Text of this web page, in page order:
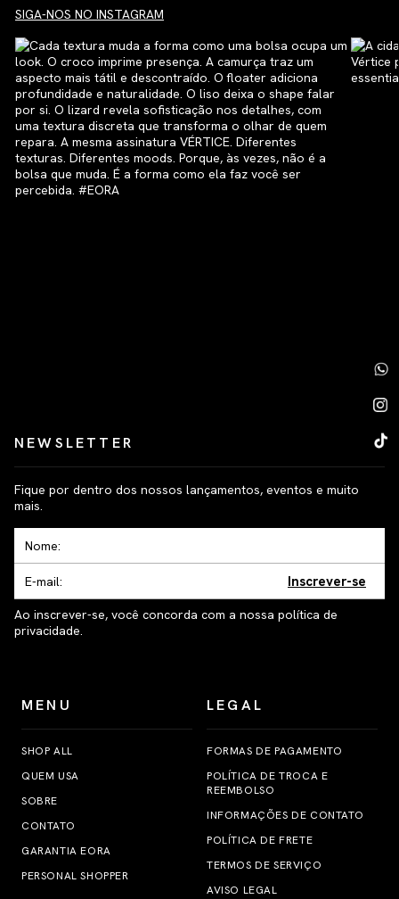
SIGA-NOS NO INSTAGRAM
NEWSLETTER
Fique por dentro dos nossos lançamentos, eventos e muito
mais.
Inscrever-se
Ao inscrever-se, você concorda com a nossa política de
privacidade.
MENU
SHOP ALL
QUEM USA
SOBRE
CONTATO
GARANTIA EORA
PERSONAL SHOPPER
LEGAL
FORMAS DE PAGAMENTO
POLÍTICA DE TROCA E
REEMBOLSO
INFORMAÇÕES DE CONTATO
POLÍTICA DE FRETE
TERMOS DE SERVIÇO
AVISO LEGAL